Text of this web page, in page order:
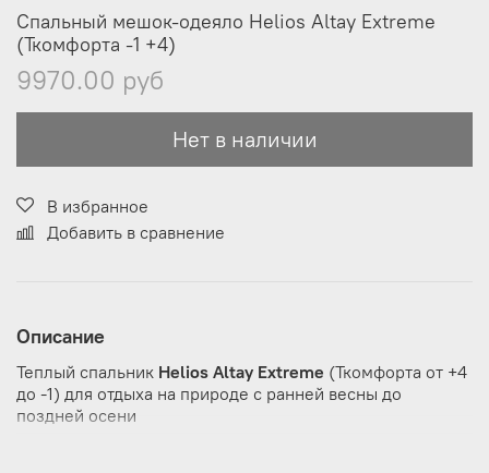
Спальный мешок-одеяло Helios Altay Extreme
(Ткомфорта -1 +4)
9970.00 руб
Нет в наличии
В избранное
Добавить в сравнение
Описание
Теплый спальник Helios Altay Extreme (Ткомфорта от +4
до -1) для отдыха на природе с ранней весны до
поздней осени